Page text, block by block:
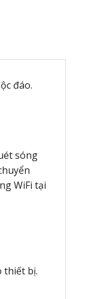
đáo.
sóng
WiFi tại
thiết bị.